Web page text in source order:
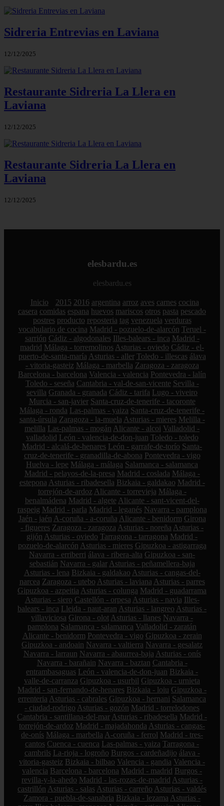
Sidreria Entrevias en Laviana
12/12/2025
Restaurante Sidreria La Llera en
Laviana
12/12/2025
Restaurante Sidreria La Llera en
Laviana
12/12/2025
elesbardu.es
elesbardu.es
Inicio 2015 2016 argentina arroz aves carnes cocina
casera comidas espana huevos mariscos otros pasta pescado
postres producto reposteria tag venezuela verduras
vocabulario de cocina Madrid - pozuelo-de-alarcón Teruel -
sarrión Cádiz - algodonales Illes-balears - inca Madrid -
madrid Málaga - torremolinos Asturias - oviedo Cádiz - el-
puerto-de-santa-maría Asturias - aller Toledo - illescas álava
- vitoria-gasteiz Málaga - marbella Zaragoza - zaragoza
Barcelona - barcelona Valencia - valencia Pontevedra - lalín
Toledo - seseña Cantabria - val-de-san-vicente Sevilla -
sevilla Granada - granada Cádiz - tarifa Lugo - viveiro
Murcia - san-javier Santa-cruz-de-tenerife - tacoronte
Málaga - ronda Las-palmas - yaiza Santa-cruz-de-tenerife -
santa-úrsula Zaragoza - la-muela Asturias - mieres Melilla -
melilla Las-palmas - mogán Alicante - alcoi Valladolid -
valladolid León - valencia-de-don-juan Toledo - toledo
Madrid - alcalá-de-henares León - garrafe-de-torío Santa-
cruz-de-tenerife - granadilla-de-abona Pontevedra - vigo
Huelva - lepe Málaga - málaga Salamanca - salamanca
Madrid - pelayos-de-la-presa Madrid - coslada Málaga -
estepona Asturias - ribadesella Bizkaia - galdakao Madrid -
torrejón-de-ardoz Alicante - torrevieja Málaga -
benalmádena Madrid - algete Alicante - sant-vicent-del-
raspeig Madrid - parla Madrid - leganés Navarra - pamplona
Jaén - jaén A-coruña - a-coruña Alicante - benidorm Girona
- figueres Zaragoza - zaragoza Asturias - noreña Asturias -
gijón Asturias - oviedo Tarragona - tarragona Madrid -
pozuelo-de-alarcón Asturias - mieres Gipuzkoa - astigarraga
Navarra - erriberri álava - ribera-alta Gipuzkoa - san-
sebastián Navarra - galar Asturias - peñamellera-baja
Asturias - lena Bizkaia - galdakao Asturias - cangas-del-
narcea Zaragoza - utebo Asturias - laviana Asturias - parres
Gipuzkoa - azpeitia Asturias - colunga Madrid - guadarrama
Asturias - siero Castellón - orpesa Asturias - navia Illes-
balears - inca Lleida - naut-aran Asturias - langreo Asturias -
villaviciosa Girona - olot Asturias - llanes Navarra -
pamplona Salamanca - salamanca Valladolid - zaratán
Alicante - benidorm Pontevedra - vigo Gipuzkoa - zerain
Gipuzkoa - andoain Navarra - valtierra Navarra - gesalatz
Navarra - larraun Navarra - abaurrea-baja Asturias - onís
Navarra - barañain Navarra - baztan Cantabria -
entrambasaguas León - valencia-de-don-juan Bizkaia -
valle-de-carranza Gipuzkoa - usurbil Gipuzkoa - urnieta
Madrid - san-fernando-de-henares Bizkaia - loiu Gipuzkoa -
errenteria Asturias - cabrales Gipuzkoa - hernani Salamanca
- ciudad-rodrigo Asturias - gozón Madrid - torrelodones
Cantabria - santillana-del-mar Asturias - ribadesella Madrid -
torrejón-de-ardoz Madrid - majadahonda Asturias - cangas-
de-onís Málaga - marbella A-coruña - ferrol Madrid - tres-
cantos Cuenca - cuenca Las-palmas - yaiza Tarragona -
cambrils La-rioja - logroño Burgos - cardeñadijo álava -
vitoria-gasteiz Bizkaia - bilbao Valencia - gandia Valencia -
valencia Barcelona - barcelona Madrid - madrid Burgos -
revilla-y-la-ahedo Madrid - las-rozas-de-madrid Asturias -
castrillón Asturias - salas Asturias - carreño Asturias - valdés
Zamora - puebla-de-sanabria Bizkaia - lezama Asturias -